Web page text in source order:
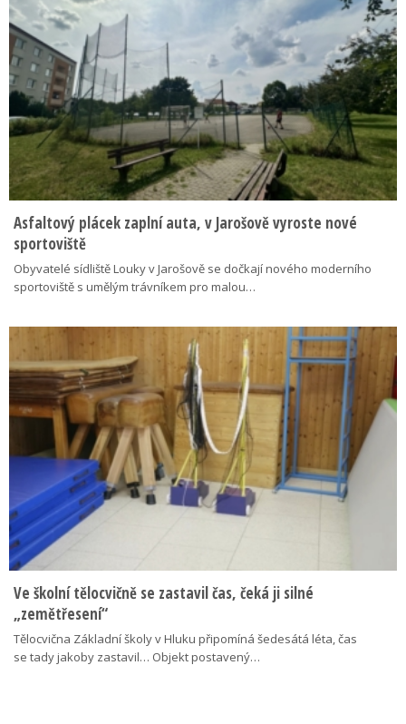
Asfaltový plácek zaplní auta, v Jarošově vyroste nové
sportoviště
Obyvatelé sídliště Louky v Jarošově se dočkají nového moderního
sportoviště s umělým trávníkem pro malou…
Ve školní tělocvičně se zastavil čas, čeká ji silné
„zemětřesení“
Tělocvična Základní školy v Hluku připomíná šedesátá léta, čas
se tady jakoby zastavil… Objekt postavený…